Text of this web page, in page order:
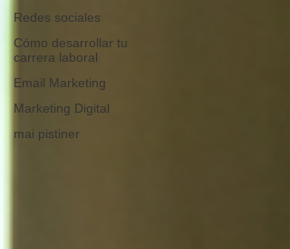
Redes sociales
Cómo desarrollar tu
carrera laboral
Email Marketing
Marketing Digital
mai pistiner